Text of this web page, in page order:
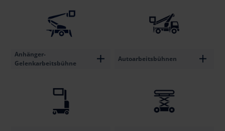
Anhänger-
Gelenkarbeitsbühne
Autoarbeitsbühnen